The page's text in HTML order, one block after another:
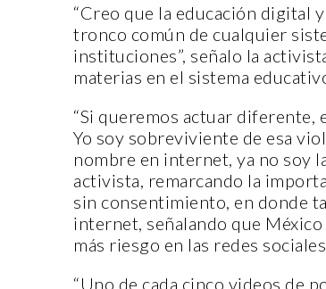
“Creo que la educación digital
tronco común de cualquier
instituciones”, señalo la
materias en el sistema
“Si queremos actuar diferente,
Yo soy sobreviviente de esa
nombre en internet, ya no soy
activista, remarcando la
sin consentimiento, en donde
internet, señalando que
más riesgo en las redes
“Uno de cada cinco videos de